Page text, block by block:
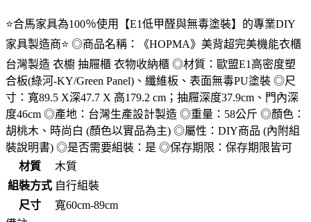
⭐️合馬家具為100％使用【E1低甲醛與無毒塗裝】的專業DIY
家具製造商⭐️ ◎商品名稱：《HOPMA》美背超完美機能衣櫃
台灣製造 衣櫥 抽屜櫃 衣物收納櫃 ◎材質：歐盟E1高密度塑
合板(綠河-KY/Green Panel)、纖維板、表面無毒PU塗裝 ◎尺
寸：寬89.5 X深47.7 X 高179.2 cm；抽屜深度37.9cm、門內深
度46cm ◎產地：台灣生產設計製造 ◎重量：58公斤 ◎顏色：
胡桃木、時尚白 (顏色以實品為主) ◎屬性：DIY商品 (內附組
裝說明書) ◎是否需要組裝：是 ◎保存期限：保存期限皆可
材質
木質
組裝方式 自行組裝
尺寸
寬60cm-89cm